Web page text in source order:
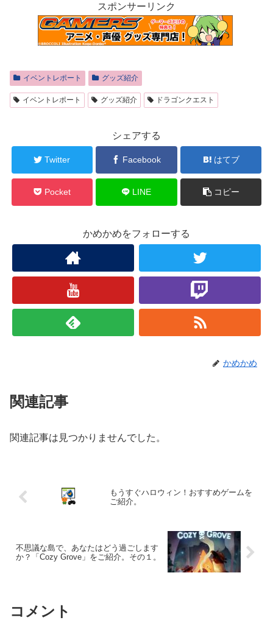
スポンサーリンク
イベントレポート グッズ紹介
イベントレポート グッズ紹介 ドラゴンクエスト
シェアする
Twitter Facebook はてブ
Pocket LINE コピー
かめかめをフォローする
かめかめ
関連記事
関連記事は見つかりませんでした。
もうすぐハロウィン！おすすめゲームを
ご紹介。
不思議な島で、あなたはどう過ごします
か？「Cozy Grove」をご紹介。その１。
コメント